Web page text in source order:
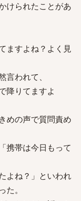
けられたことがあ
ますよね？よく見
われて、
降りてますよ
めの声で質問責め
携帯は今日もって
よね？」といわれ
。